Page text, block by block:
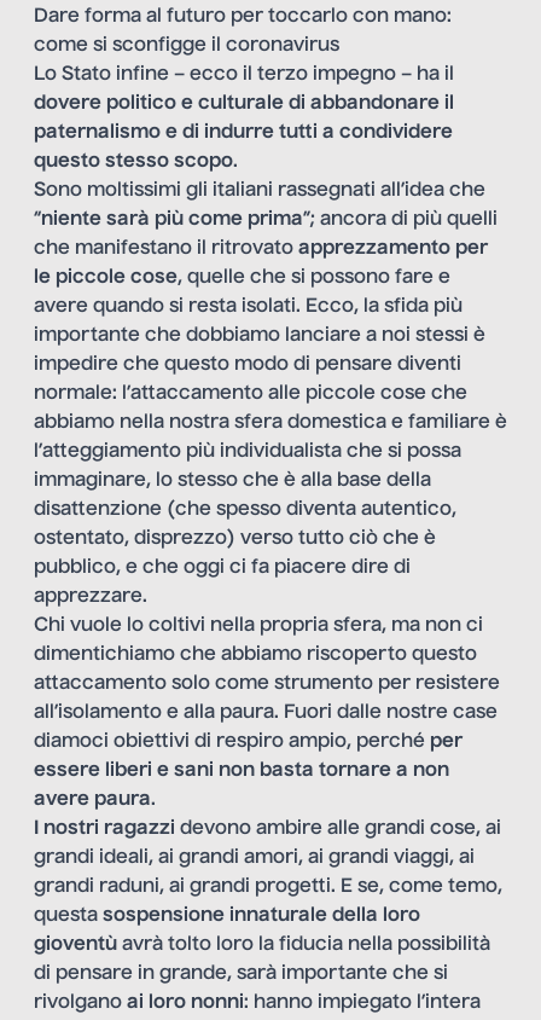
Dare forma al futuro per toccarlo con mano:
come si sconfigge il coronavirus
Lo Stato infine – ecco il terzo impegno – ha il
dovere politico e culturale di abbandonare il
paternalismo e di indurre tutti a condividere
questo stesso scopo.
Sono moltissimi gli italiani rassegnati all’idea che
“niente sarà più come prima”; ancora di più quelli
che manifestano il ritrovato apprezzamento per
le piccole cose, quelle che si possono fare e
avere quando si resta isolati. Ecco, la sfida più
importante che dobbiamo lanciare a noi stessi è
impedire che questo modo di pensare diventi
normale: l’attaccamento alle piccole cose che
abbiamo nella nostra sfera domestica e familiare è
l’atteggiamento più individualista che si possa
immaginare, lo stesso che è alla base della
disattenzione (che spesso diventa autentico,
ostentato, disprezzo) verso tutto ciò che è
pubblico, e che oggi ci fa piacere dire di
apprezzare.
Chi vuole lo coltivi nella propria sfera, ma non ci
dimentichiamo che abbiamo riscoperto questo
attaccamento solo come strumento per resistere
all’isolamento e alla paura. Fuori dalle nostre case
diamoci obiettivi di respiro ampio, perché per
essere liberi e sani non basta tornare a non
avere paura.
I nostri ragazzi devono ambire alle grandi cose, ai
grandi ideali, ai grandi amori, ai grandi viaggi, ai
grandi raduni, ai grandi progetti. E se, come temo,
questa sospensione innaturale della loro
gioventù avrà tolto loro la fiducia nella possibilità
di pensare in grande, sarà importante che si
rivolgano ai loro nonni: hanno impiegato l’intera